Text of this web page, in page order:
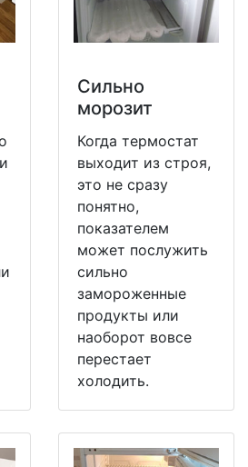
Сильно
морозит
Когда термостат
выходит из строя,
это не сразу
понятно,
показателем
может послужить
сильно
замороженные
продукты или
наоборот вовсе
перестает
холодить.